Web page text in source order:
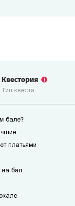
Тип квеста
Квестория
бале?
платьями
на бал